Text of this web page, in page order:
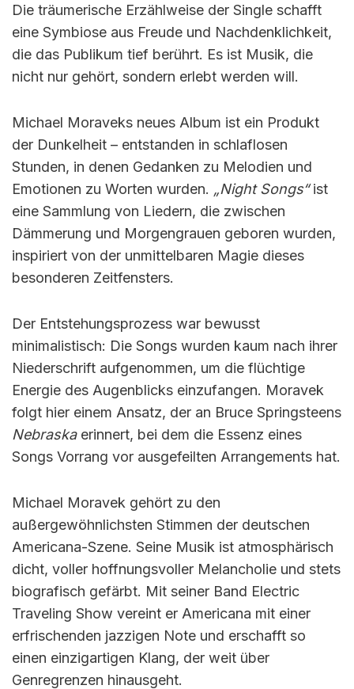
Die träumerische Erzählweise der Single schafft
eine Symbiose aus Freude und Nachdenklichkeit,
die das Publikum tief berührt. Es ist Musik, die
nicht nur gehört, sondern erlebt werden will.
Michael Moraveks neues Album ist ein Produkt
der Dunkelheit – entstanden in schlaflosen
Stunden, in denen Gedanken zu Melodien und
Emotionen zu Worten wurden. „Night Songs“ist
eine Sammlung von Liedern, die zwischen
Dämmerung und Morgengrauen geboren wurden,
inspiriert von der unmittelbaren Magie dieses
besonderen Zeitfensters.
Der Entstehungsprozess war bewusst
minimalistisch: Die Songs wurden kaum nach ihrer
Niederschrift aufgenommen, um die flüchtige
Energie des Augenblicks einzufangen. Moravek
folgt hier einem Ansatz, der an Bruce Springsteens
Nebraskaerinnert, bei dem die Essenz eines
Songs Vorrang vor ausgefeilten Arrangements hat.
Michael Moravek gehört zu den
außergewöhnlichsten Stimmen der deutschen
Americana-Szene. Seine Musik ist atmosphärisch
dicht, voller hoffnungsvoller Melancholie und stets
biografisch gefärbt. Mit seiner Band Electric
Traveling Show vereint er Americana mit einer
erfrischenden jazzigen Note und erschafft so
einen einzigartigen Klang, der weit über
Genregrenzen hinausgeht.